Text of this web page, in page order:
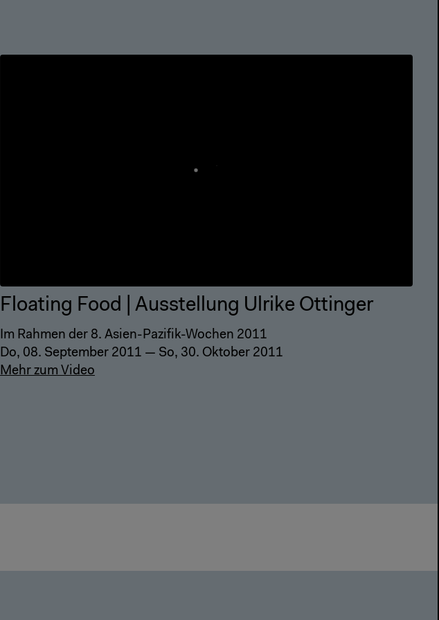
Floating Food | Ausstellung Ulrike Ottinger
Im Rahmen der 8. Asien-Pazifik-Wochen 2011
Do, 08. September 2011 — So, 30. Oktober 2011
Mehr zum Video